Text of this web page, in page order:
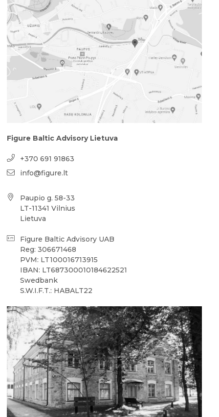
Figure Baltic Advisory Lietuva
+370 691 91863
info@figure.lt
Paupio g. 58-33
LT-11341 Vilnius
Lietuva
Figure Baltic Advisory UAB
Reg: 306671468
PVM: LT100016713915
IBAN: LT687300010184622521
Swedbank
S.W.I.F.T.: HABALT22